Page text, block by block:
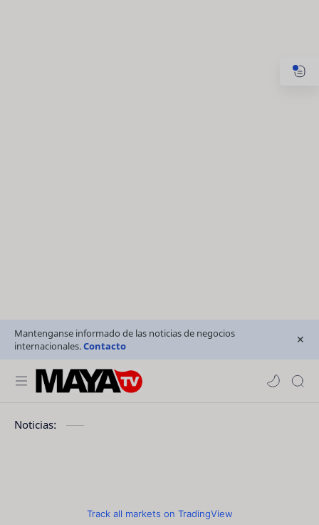
Mantenganse informado de las noticias de negocios
internacionales.Contacto
Noticias:
Track all markets on TradingView